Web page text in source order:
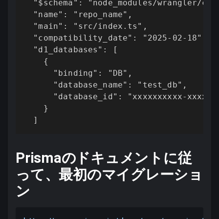
"$schema": "node_modules/wrangler/
  "name": "repo_name",
  "main": "src/index.ts",
  "compatibility_date": "2025-02-18",
  "d1_databases": [
    {
      "binding": "DB",
      "database_name": "test_db",
"database_id": "xxxxxxxxxx-
    }
  ]
Prismaのドキュメントに従
って、最初のマイグレーショ
ン